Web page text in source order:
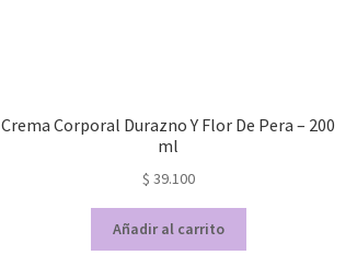
Crema Corporal Durazno Y Flor De Pera – 200
ml
$ 39.100
Añadir al carrito